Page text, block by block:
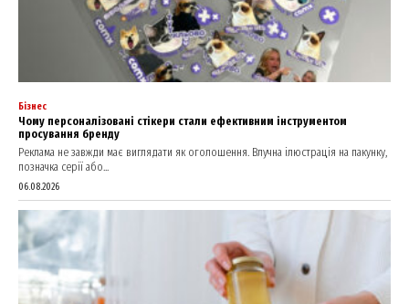
Бізнес
Чому персоналізовані стікери стали ефективним інструментом
просування бренду
Реклама не завжди має виглядати як оголошення. Влучна ілюстрація на пакунку,
позначка серії або...
06.08.2026